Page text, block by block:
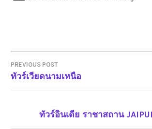
แนะแนว
PREVIOUS POST
ทัวร์เวียดนามเหนือ
ทัวร์อินเดีย ราชาสถาน